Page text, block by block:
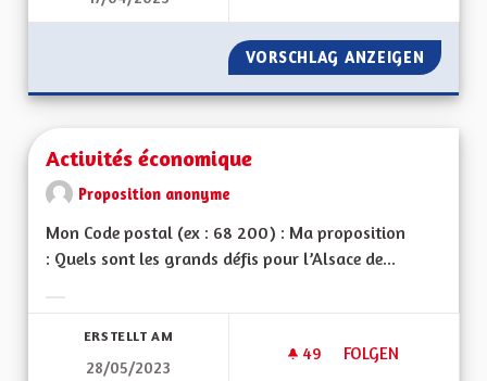
VORSCHLAG ANZEIGEN
Activités économique
Proposition anonyme
Mon Code postal (ex : 68 200) : Ma proposition
: Quels sont les grands défis pour l’Alsace de...
ERSTELLT AM
28/05/2023
49 49 FOLLOWER
FOLGEN
ACTIVITÉS